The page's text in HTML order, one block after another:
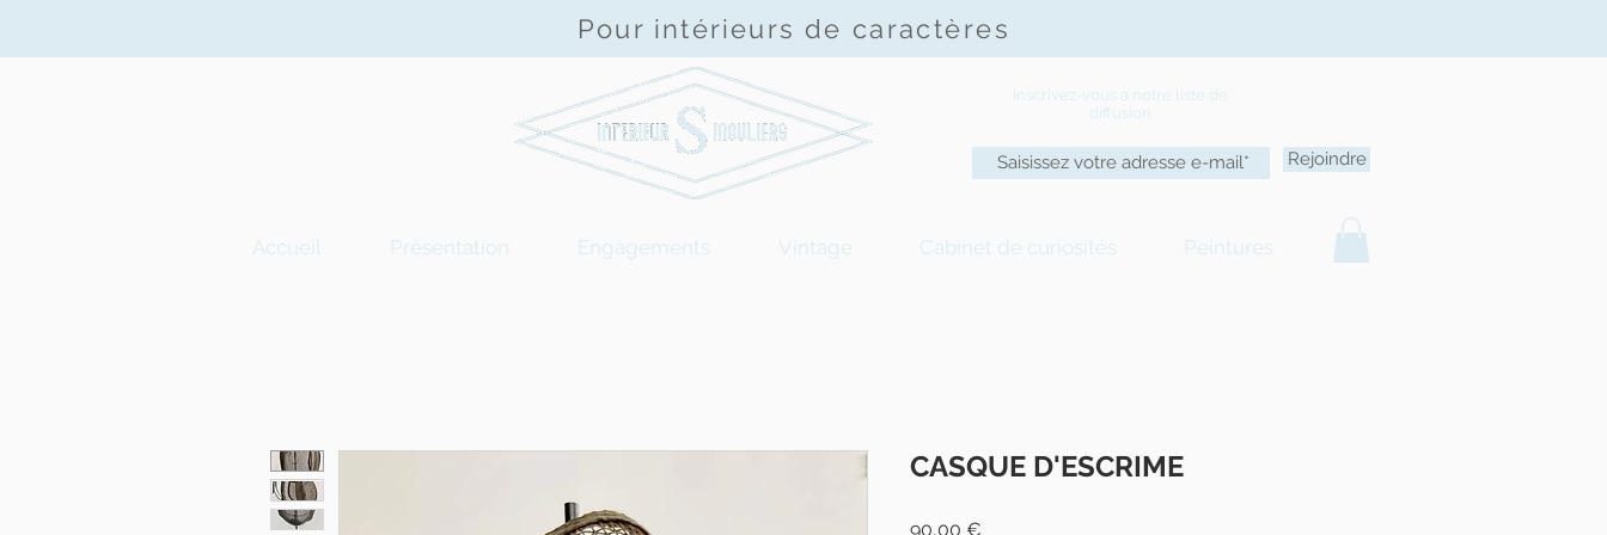
Pour intérieurs de caractères
Inscrivez-vous à notre liste de
diffusion
Rejoindre
Accueil Présentation Engagements Vintage Cabinet de curiosités Peintures
CASQUE D'ESCRIME
90,00 €